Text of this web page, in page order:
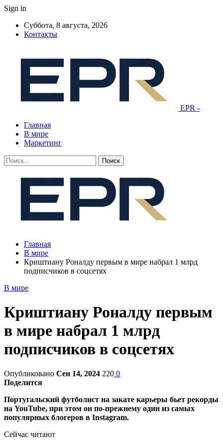
Sign in
Суббота, 8 августа, 2026
Контакты
EPR -
Главная
В мире
Маркетинг
Главная
В мире
Криштиану Роналду первым в мире набрал 1 млрд
подписчиков в соцсетях
В мире
Криштиану Роналду первым
в мире набрал 1 млрд
подписчиков в соцсетях
Опубликовано Сен 14, 2024 220 0
Поделится
Португальский футболист на закате карьеры бьет рекорды
на YouTube, при этом он по-прежнему один из самых
популярных блогеров в Instagram.
Сейчас читают